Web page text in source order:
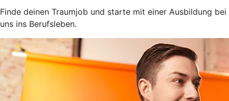
Finde deinen Traumjob und starte mit einer Ausbildung bei
uns ins Berufsleben.